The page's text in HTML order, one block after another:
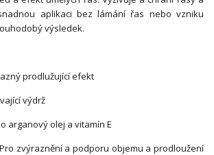
aplikaci bez lámání řas nebo vzniku
výsledek.
prodlužující efekt
výdrž
arganový olej a vitamín E
Pro zvýraznění a podporu objemu a prodloužení